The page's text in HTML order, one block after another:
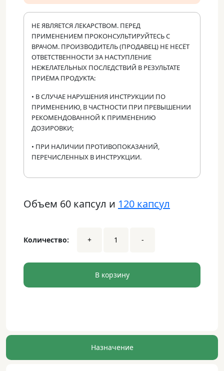
НЕ ЯВЛЯЕТСЯ ЛЕКАРСТВОМ. ПЕРЕД
ПРИМЕНЕНИЕМ ПРОКОНСУЛЬТИРУЙТЕСЬ С
ВРАЧОМ. ПРОИЗВОДИТЕЛЬ (ПРОДАВЕЦ) НЕ НЕСЁТ
ОТВЕТСТВЕННОСТИ ЗА НАСТУПЛЕНИЕ
НЕЖЕЛАТЕЛЬНЫХ ПОСЛЕДСТВИЙ В РЕЗУЛЬТАТЕ
ПРИЁМА ПРОДУКТА:
• В СЛУЧАЕ НАРУШЕНИЯ ИНСТРУКЦИИ ПО
ПРИМЕНЕНИЮ, В ЧАСТНОСТИ ПРИ ПРЕВЫШЕНИИ
РЕКОМЕНДОВАННОЙ К ПРИМЕНЕНИЮ
ДОЗИРОВКИ;
• ПРИ НАЛИЧИИ ПРОТИВОПОКАЗАНИЙ,
ПЕРЕЧИСЛЕННЫХ В ИНСТРУКЦИИ.
Объем 60 капсул и 120 капсул
Количество: +
капсул
-
В корзину
Назначение